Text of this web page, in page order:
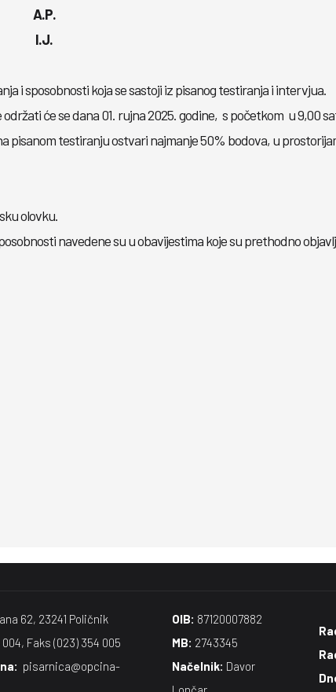
A.P.
I.J.
i sposobnosti koja se sastoji iz pisanog testiranja i intervjua.
će se dana 01. rujna 2025. godine, s početkom u 9,00
pisanom testiranju ostvari najmanje 50% bodova, u
olovku.
navedene su u obavijestima koje su prethodno
62, 23241 Poličnik
Faks (023) 354 005
pisarnica@opcina-
OIB: 87120007882
MB: 2743345
Načelnik: Davor